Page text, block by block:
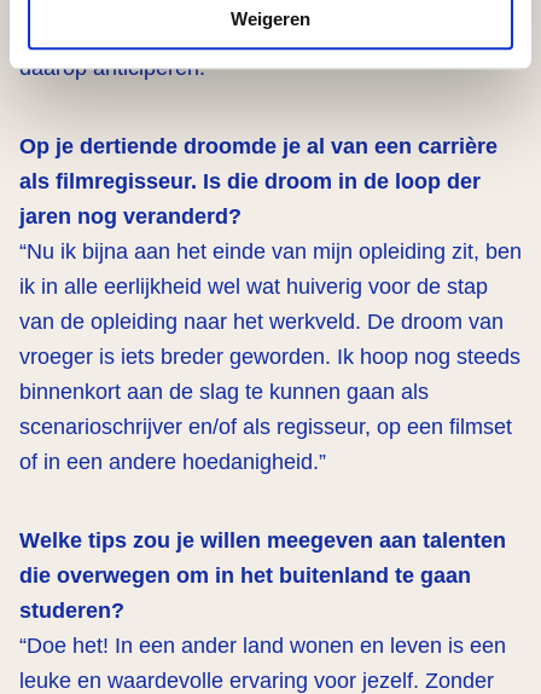
Weigeren
gedaan en je weet wat je wil vertellen, kan je
daarop anticiperen.”
Op je dertiende droomde je al van een carrière
als filmregisseur. Is die droom in de loop der
jaren nog veranderd?
“Nu ik bijna aan het einde van mijn opleiding zit, ben
ik in alle eerlijkheid wel wat huiverig voor de stap
van de opleiding naar het werkveld. De droom van
vroeger is iets breder geworden. Ik hoop nog steeds
binnenkort aan de slag te kunnen gaan als
scenarioschrijver en/of als regisseur, op een filmset
of in een andere hoedanigheid.”
Welke tips zou je willen meegeven aan talenten
die overwegen om in het buitenland te gaan
studeren?
“Doe het! In een ander land wonen en leven is een
leuke en waardevolle ervaring voor jezelf. Zonder